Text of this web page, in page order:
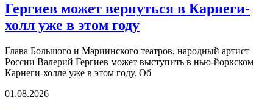
Гергиев может вернуться в Карнеги-
холл уже в этом году
Глава Большого и Мариинского театров, народный артист
России Валерий Гергиев может выступить в нью-йоркском
Карнеги-холле уже в этом году. Об
01.08.2026